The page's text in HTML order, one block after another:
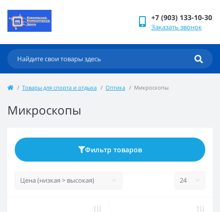
+7 (903) 133-10-30
Заказать звонок
Товары для спорта и отдыха Оптика Микроскопы
Микроскопы
Фильтр товаров